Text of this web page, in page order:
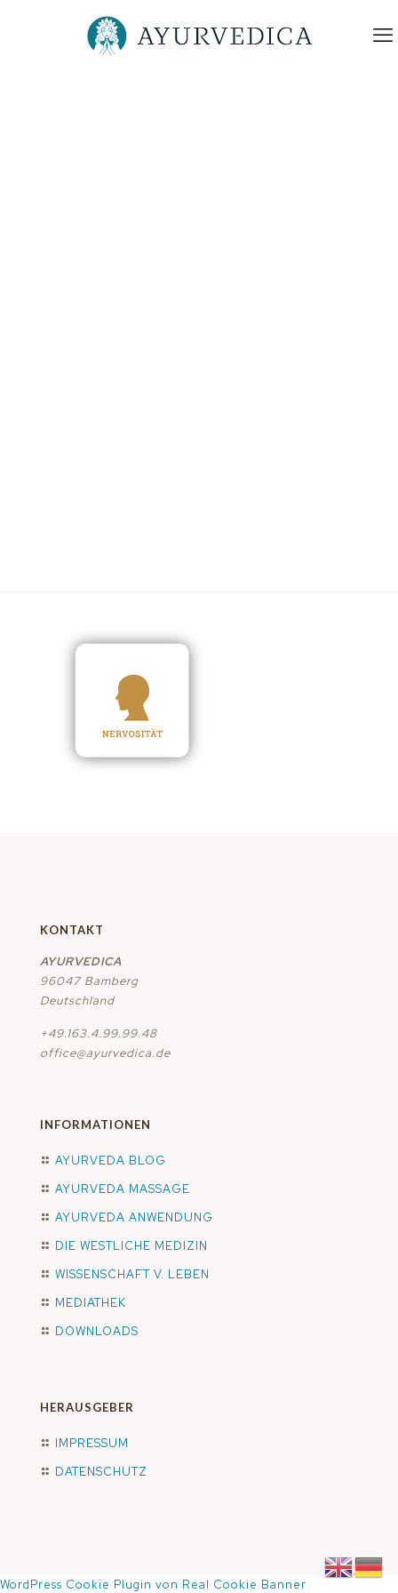
KONTAKT
AYURVEDICA
96047 Bamberg
Deutschland
+49.163.4.99.99.48
office@ayurvedica.de
INFORMATIONEN
AYURVEDA BLOG
AYURVEDA MASSAGE
AYURVEDA ANWENDUNG
DIE WESTLICHE MEDIZIN
WISSENSCHAFT V. LEBEN
MEDIATHEK
DOWNLOADS
HERAUSGEBER
IMPRESSUM
DATENSCHUTZ
WordPress Cookie Plugin von Real Cookie Banner